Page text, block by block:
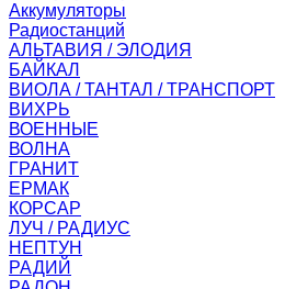
Аккумуляторы
Радиостанций
АЛЬТАВИЯ / ЭЛОДИЯ
БАЙКАЛ
ВИОЛА / ТАНТАЛ / ТРАНСПОРТ
ВИХРЬ
ВОЕННЫЕ
ВОЛНА
ГРАНИТ
ЕРМАК
КОРСАР
ЛУЧ / РАДИУС
НЕПТУН
РАДИЙ